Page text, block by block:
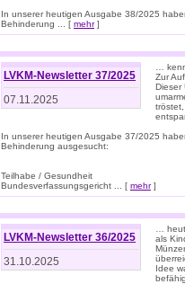
In unserer heutigen Ausgabe 38/2025
Behinderung ... [ mehr]
LVKM-Newsletter 37/2025
07.11.2025
…
Zur
Dieser
In unserer heutigen Ausgabe 37/2025
Behinderung ausgesucht:
Teilhabe / Gesundheit
Bundesverfassungsgericht ... [ mehr]
LVKM-Newsletter 36/2025
31.10.2025
…
als
Idee